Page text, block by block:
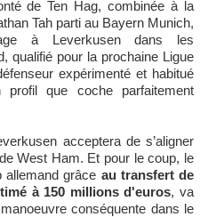
de Ten Hag, combinée à la
Tah parti au Bayern Munich,
à Leverkusen dans les
qualifié pour la prochaine Ligue
expérimenté et habitué
profil que coche parfaitement
acceptera de s’aligner
West Ham. Et pour le coup, le
allemand grâce au transfert de
à 150 millions d'euros, va
conséquente dans le